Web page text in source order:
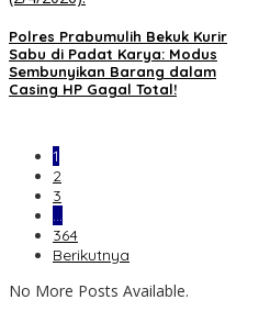
Polres Prabumulih Bekuk Kurir
Sabu di Padat Karya: Modus
Sembunyikan Barang dalam
Casing HP Gagal Total!
1
2
3
…
364
Berikutnya
No More Posts Available.